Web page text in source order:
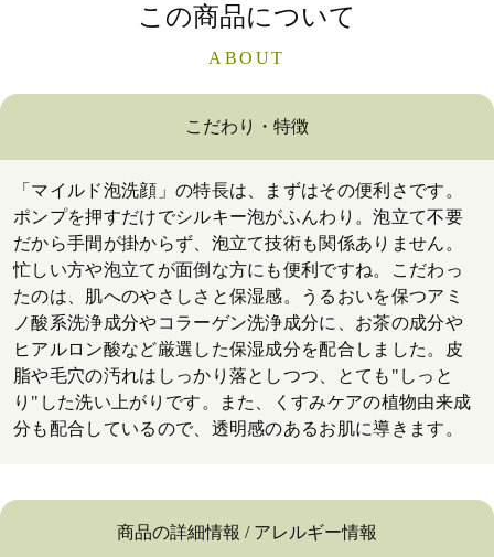
この商品について
ABOUT
こだわり・特徴
「マイルド泡洗顔」の特長は、まずはその便利さです。
ポンプを押すだけでシルキー泡がふんわり。泡立て不要
だから手間が掛からず、泡立て技術も関係ありません。
忙しい方や泡立てが面倒な方にも便利ですね。こだわっ
たのは、肌へのやさしさと保湿感。うるおいを保つアミ
ノ酸系洗浄成分やコラーゲン洗浄成分に、お茶の成分や
ヒアルロン酸など厳選した保湿成分を配合しました。皮
脂や毛穴の汚れはしっかり落としつつ、とても"しっと
り"した洗い上がりです。また、くすみケアの植物由来成
分も配合しているので、透明感のあるお肌に導きます。
商品の詳細情報 / アレルギー情報